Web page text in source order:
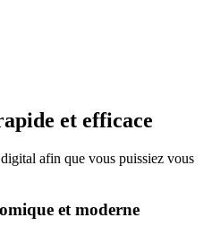
et efficace
afin que vous puissiez vous
et moderne